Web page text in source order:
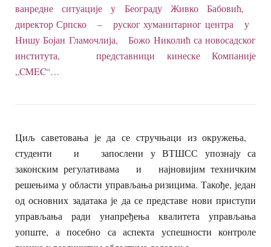
ванредне ситуације у Београду Живко Бабовић,
директор Српско – руског хуманитарног центра у
Нишу Бојан Гламочлија, Божо Николић са новосадског
института, представници кинеске Компаније
„CMEC“…
Циљ саветовања је да се стручњаци из окружења,
студенти и запослени у ВТШСС упознају са
законским регулативама и најновијим техничким
решењима у области управљања ризицима. Такође, један
од основних задатака је да се представе нови приступи
управљања ради унапређења квалитета управљања
уопште, а посебно са аспекта успешности контроле